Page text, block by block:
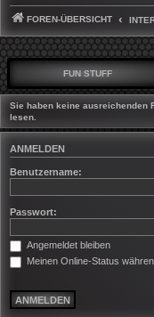
FOREN-ÜBERSICHT
FUN STUFF
Sie haben keine ausreichenden
lesen.
ANMELDEN
Benutzername:
Passwort:
Angemeldet bleiben
Meinen Online-Status